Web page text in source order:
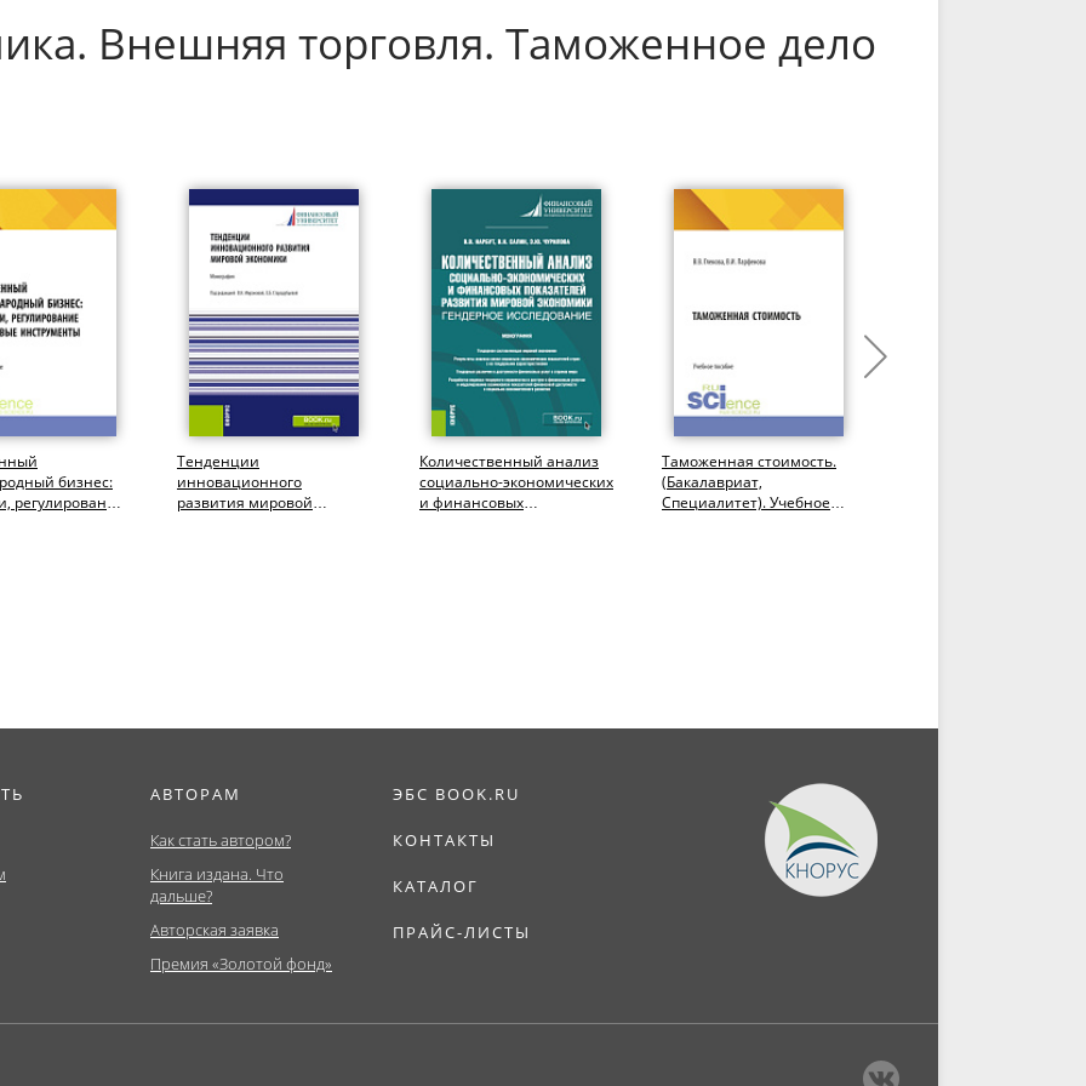
Внешняя торговля. Таможенное дело
бизнес:
регулирование
Тенденции
инновационного
развития мировой
Количественный анализ
социально-экономических
и финансовых
Таможенная стоимость.
(Бакалавриат,
Специалитет). Учебное
АВТОРАМ
Как стать автором?
Книга издана. Что
дальше?
Авторская заявка
Премия «Золотой фонд»
ЭБС BOOK.RU
КОНТАКТЫ
КАТАЛОГ
ПРАЙС-ЛИСТЫ